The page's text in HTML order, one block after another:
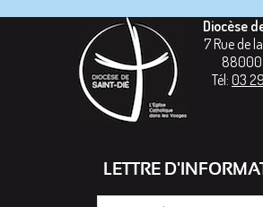
Diocèse
7 Rue de
88000
Tél: 03
LETTRE